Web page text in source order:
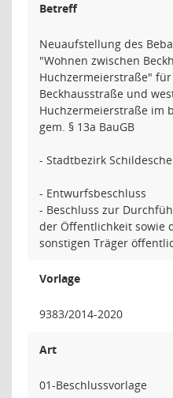
Betreff
Neuaufstellung des
"Wohnen zwischen
Huchzermeierstraße"
Beckhausstraße und
Huchzermeierstraße im
gem. § 13a BauGB
- Stadtbezirk
- Entwurfsbeschluss
- Beschluss zur
der Öffentlichkeit sowie
sonstigen Träger
Vorlage
9383/2014-2020
Art
01-Beschlussvorlage